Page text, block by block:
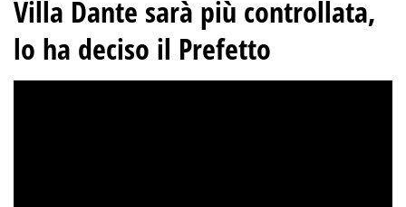
Villa Dante sarà più controllata,
lo ha deciso il Prefetto